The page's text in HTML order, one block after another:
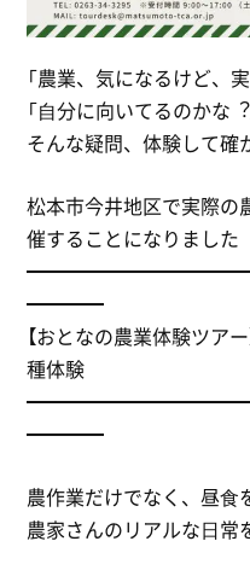
「農業、気になるけど、
「⾃分に向いてるのかな︖
そんな疑問、体験して確
松本市今井地区で実際の
催することになりました
━━━━
【おとなの農業体験ツア
種体験
━━━━
農作業だけでなく、昼⾷
農家さんのリアルな⽇常